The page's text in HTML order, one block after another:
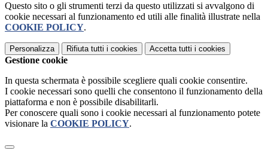
Questo sito o gli strumenti terzi da questo utilizzati si avvalgono di
cookie necessari al funzionamento ed utili alle finalità illustrate nella
COOKIE POLICY.
Personalizza Rifiuta tutti i cookies Accetta tutti i cookies
Gestione cookie
In questa schermata è possibile scegliere quali cookie consentire.
I cookie necessari sono quelli che consentono il funzionamento della
piattaforma e non è possibile disabilitarli.
Per conoscere quali sono i cookie necessari al funzionamento potete
visionare la COOKIE POLICY.